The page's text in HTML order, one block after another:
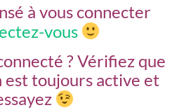
à vous connecter
vous
?Vérifiez que
est toujours active et